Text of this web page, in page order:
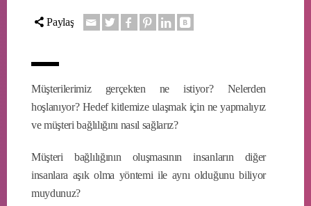
Paylaş
Müşterilerimiz gerçekten ne istiyor? Nelerden
hoşlanıyor? Hedef kitlemize ulaşmak için ne yapmalıyız
ve müşteri bağlılığını nasıl sağlarız?
Müşteri bağlılığının oluşmasının insanların diğer
insanlara aşık olma yöntemi ile aynı olduğunu biliyor
muydunuz?